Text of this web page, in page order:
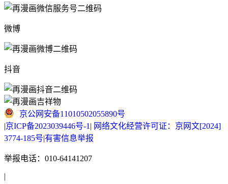
微博
抖音
京公网安备11010502055890号
|京ICP备2023039446号-1 | 网络文化经营许可证：京网文[2024]
3774-185号|有害信息举报
举报电话：010-64141207
|